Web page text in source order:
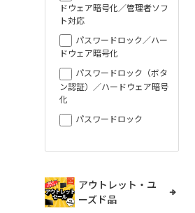
ドウェア暗号化／管理者ソフ
ト対応
パスワードロック／ハー
ドウェア暗号化
パスワードロック（ボタ
ン認証）／ハードウェア暗号
化
パスワードロック
アウトレット・ユ
ーズド品